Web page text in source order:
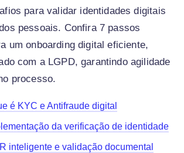
para validar identidades digitais
pessoais. Confira 7 passos
um onboarding digital eficiente,
com a LGPD, garantindo agilidade
processo.
é KYC e Antifraude digital
da verificação de identidade
inteligente e validação documental